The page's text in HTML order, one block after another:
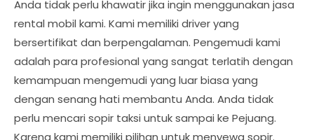
Anda tidak perlu khawatir jika ingin menggunakan jasa
rental mobil kami. Kami memiliki driver yang
bersertifikat dan berpengalaman. Pengemudi kami
adalah para profesional yang sangat terlatih dengan
kemampuan mengemudi yang luar biasa yang
dengan senang hati membantu Anda. Anda tidak
perlu mencari sopir taksi untuk sampai ke Pejuang.
Karena kami memiliki pilihan untuk menyewa sopir.